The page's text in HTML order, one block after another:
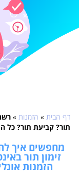
דף הבית » הזמנות »
תור? קביעת תור? כל
מחפשים איך
זימון תור
הזמנות